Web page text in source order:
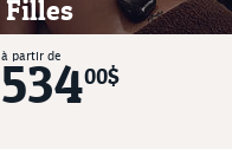
Filles
à partir de
53400$